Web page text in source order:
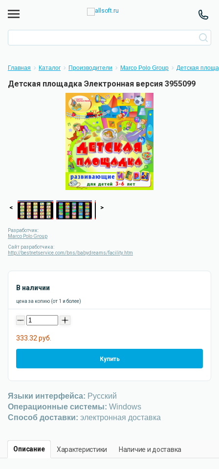
Главная Каталог Производители Marco Polo Group Детская
Детская площадка Электронная версия 3955099
< >
Разработчик:
Marco Polo Group
Сайт разработчика:
http://bestnetservice.com/bns/babydreams/facility.htm
В наличии
цена за копию (от 1 и более)
- +
333.32 руб.
Купить
Языки интерфейса: Русский
Операционные системы: Windows
Способ доставки: электронная доставка
Описание Характеристики Наличие и доставка